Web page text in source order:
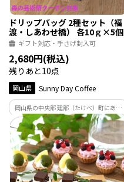
ドリップバッグ 2種セット（福
渡・しあわせ橋） 各10ｇ×5個
ギフト対応・手さげ封入可
2,680円(税込)
残りあと10点
岡山県 Sunny Day Coffee
岡山県の中央部 建部（たけべ）町にある
自家焙煎珈琲店Sunny Day Coffeeのご当地
ブレンド2種類がセットになりました。 手
軽なドリップバッグで、飲み比べも楽し
い深煎りと浅煎りタイプのセットです。